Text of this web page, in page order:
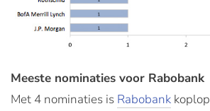
Meeste nominaties voor Rabobank
Met 4 nominaties is Rabobank